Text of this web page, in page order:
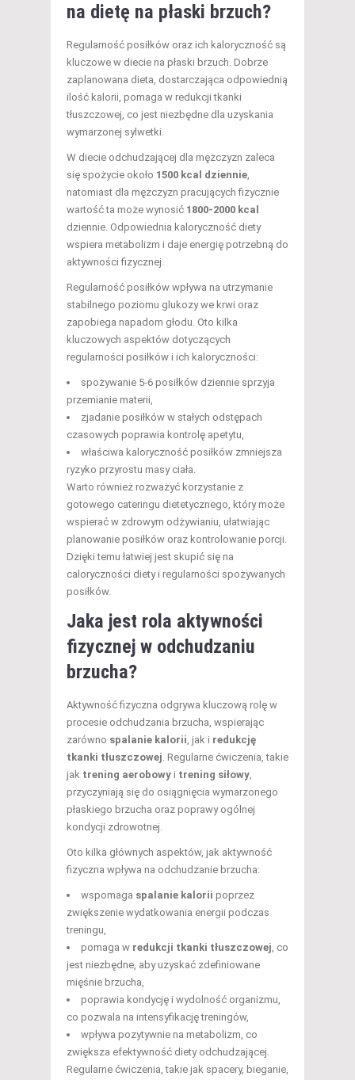
na dietę na płaski brzuch?
Regularność posiłków oraz ich kaloryczność są
kluczowe w diecie na płaski brzuch. Dobrze
zaplanowana dieta, dostarczająca odpowiednią
ilość kalorii, pomaga w redukcji tkanki
tłuszczowej, co jest niezbędne dla uzyskania
wymarzonej sylwetki.
W diecie odchudzającej dla mężczyzn zaleca
się spożycie około 1500 kcal dziennie,
natomiast dla mężczyzn pracujących fizycznie
wartość ta może wynosić 1800-2000 kcal
dziennie. Odpowiednia kaloryczność diety
wspiera metabolizm i daje energię potrzebną do
aktywności fizycznej.
Regularność posiłków wpływa na utrzymanie
stabilnego poziomu glukozy we krwi oraz
zapobiega napadom głodu. Oto kilka
kluczowych aspektów dotyczących
regularności posiłków i ich kaloryczności:
spożywanie 5-6 posiłków dziennie sprzyja
przemianie materii,
zjadanie posiłków w stałych odstępach
czasowych poprawia kontrolę apetytu,
właściwa kaloryczność posiłków zmniejsza
ryzyko przyrostu masy ciała.
Warto również rozważyć korzystanie z
gotowego cateringu dietetycznego, który może
wspierać w zdrowym odżywianiu, ułatwiając
planowanie posiłków oraz kontrolowanie porcji.
Dzięki temu łatwiej jest skupić się na
caloryczności diety i regularności spożywanych
posiłków.
Jaka jest rola aktywności
fizycznej w odchudzaniu
brzucha?
Aktywność fizyczna odgrywa kluczową rolę w
procesie odchudzania brzucha, wspierając
zarówno spalanie kalorii, jak i redukcję
tkanki tłuszczowej. Regularne ćwiczenia, takie
jak trening aerobowy i trening siłowy,
przyczyniają się do osiągnięcia wymarzonego
płaskiego brzucha oraz poprawy ogólnej
kondycji zdrowotnej.
Oto kilka głównych aspektów, jak aktywność
fizyczna wpływa na odchudzanie brzucha:
wspomaga spalanie kalorii poprzez
zwiększenie wydatkowania energii podczas
treningu,
pomaga w redukcji tkanki tłuszczowej, co
jest niezbędne, aby uzyskać zdefiniowane
mięśnie brzucha,
poprawia kondycję i wydolność organizmu,
co pozwala na intensyfikację treningów,
wpływa pozytywnie na metabolizm, co
zwiększa efektywność diety odchudzającej.
Regularne ćwiczenia, takie jak spacery, bieganie,